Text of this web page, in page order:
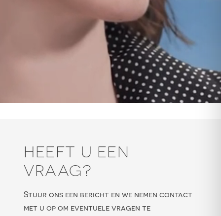
HEEFT U EEN
VRAAG?
Stuur ons een bericht en we nemen contact
met u op om eventuele vragen te